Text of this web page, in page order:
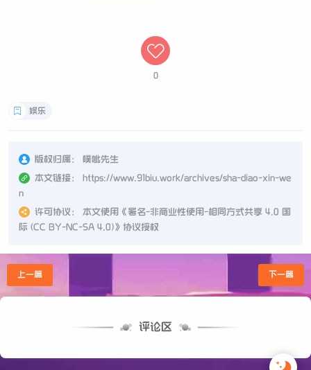
0
娱乐
版权归属：
噗呲先生
本文链接：
https://www.91biu.work/archives/sha-diao-xin-we
n
许可协议：
本文使用《署名-非商业性使用-相同方式共享 4.0 国
际 (CC BY-NC-SA 4.0)》协议授权
上一篇 下一篇
评论区